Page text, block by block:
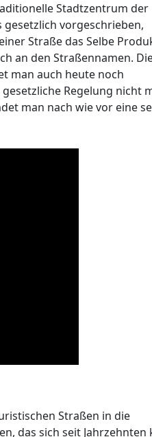
Stadtzentrum der
vorgeschrieben,
Straße das Selbe
an den Straßennamen.
man auch heute noch
Regelung nicht
man nach wie vor eine
Straßen in die
das sich seit Jahrzehnten